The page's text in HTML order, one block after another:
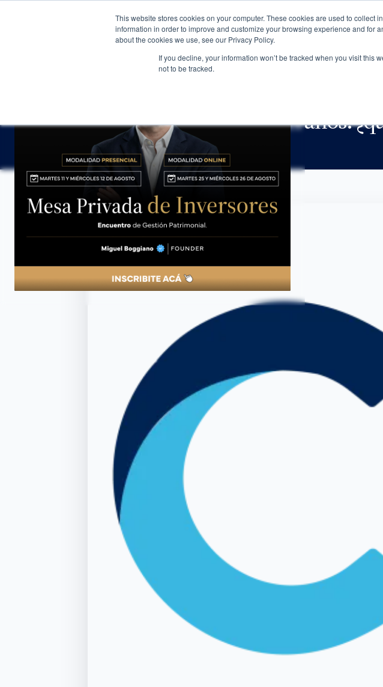
This website stores cookies on your computer. These cookies are used to
information in order to improve and customize your browsing experience and for
about the cookies we use, see our Privacy Policy.
If you decline, your information won’t be tracked when you visit
not to be tracked.
WEALTH MANAGEMENT CDI MEMBRESÍA
BOPREAL vs Bonos Soberanos:
CDI Club de Inversores 22 de junio de 2024